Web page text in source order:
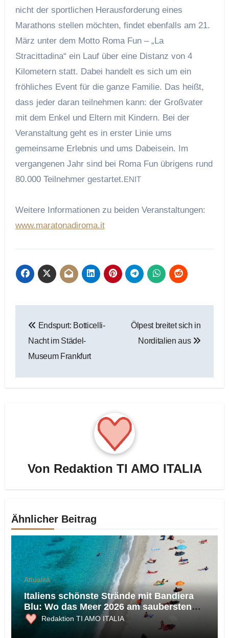
nicht der sportlichen Herausforderung eines
Marathons stellen möchten, findet ebenfalls am 21.
März unter dem Motto Roma Fun – „La
Stracittadina“ ein Lauf über eine Distanz von 4
Kilometern statt. Dabei handelt es sich um ein
fröhliches Event für die ganze Familie. Das heißt,
dass jeder daran teilnehmen kann: der Großvater
mit dem Enkel und Eltern mit Kindern. Bei der
Veranstaltung geht es in erster Linie ums
gemeinsame Erlebnis und ums Dabeisein. Im
vergangenen Jahr sind bei Roma Fun übrigens rund
80.000 Teilnehmer gestartet.ENIT
Weitere Informationen zu beiden Veranstaltungen:
www.maratonadiroma.it
Endspurt: Botticelli-
Nacht im Städel-
Museum Frankfurt
Ölpest breitet sich in
Norditalien aus
Von Redaktion TI AMO ITALIA
Ähnlicher Beitrag
Attualità
Italiens schönste Strände mit Bandiera
Blu: Wo das Meer 2026 am saubersten
ist
Redaktion TI AMO ITALIA